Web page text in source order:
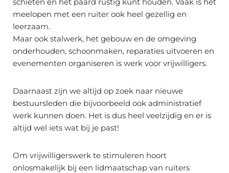
meelopen met een ruiter ook heel gezellig en
leerzaam.
Maar ook stalwerk, het gebouw en de omgeving
onderhouden, schoonmaken, reparaties uitvoeren en
evenementen organiseren is werk voor vrijwilligers.
Daarnaast zijn we altijd op zoek naar nieuwe
bestuursleden die bijvoorbeeld ook administratief
werk kunnen doen. Het is dus heel veelzijdig en er is
altijd wel iets wat bij je past!
Om vrijwilligerswerk te stimuleren hoort
onlosmakelijk bij een lidmaatschap van ruiters